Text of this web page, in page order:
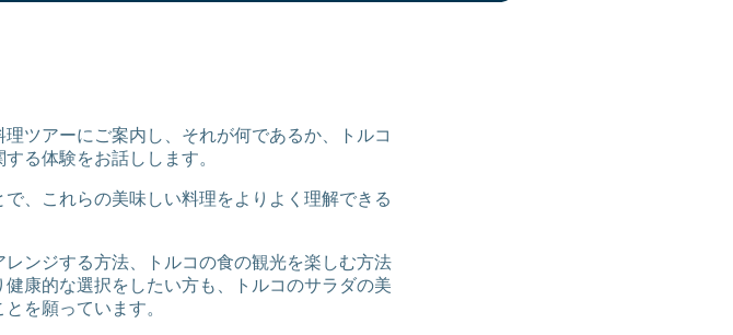
ツアーにご案内し、それが何であるか、トルコ
る体験をお話しします。
、これらの美味しい料理をよりよく理解できる
ンジする方法、トルコの食の観光を楽しむ方法
康的な選択をしたい方も、トルコのサラダの美
を願っています。